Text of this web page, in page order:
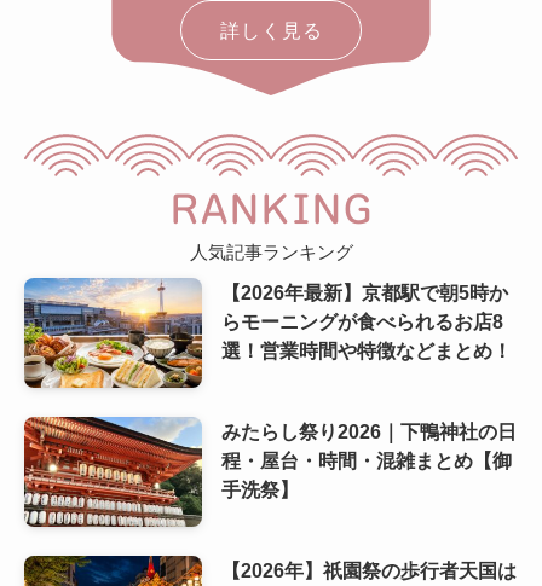
詳しく見る
RANKING
人気記事ランキング
【2026年最新】京都駅で朝5時か
らモーニングが食べられるお店8
選！営業時間や特徴などまとめ！
みたらし祭り2026｜下鴨神社の日
程・屋台・時間・混雑まとめ【御
手洗祭】
【2026年】祇園祭の歩行者天国は